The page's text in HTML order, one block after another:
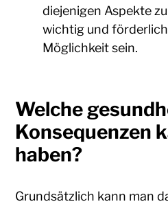
diejenigen Aspekte
wichtig und
Möglichkeit sein.
Welche
Konsequenzen
haben?
Grundsätzlich kann man